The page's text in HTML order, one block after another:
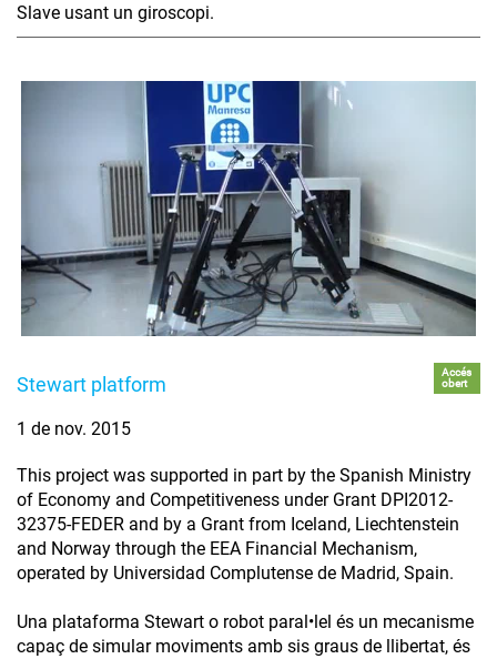
Slave usant un giroscopi.
Stewart platform
Accés
obert
1 de nov. 2015
This project was supported in part by the Spanish Ministry
of Economy and Competitiveness under Grant DPI2012-
32375-FEDER and by a Grant from Iceland, Liechtenstein
and Norway through the EEA Financial Mechanism,
operated by Universidad Complutense de Madrid, Spain.
Una plataforma Stewart o robot paral•lel és un mecanisme
capaç de simular moviments amb sis graus de llibertat, és